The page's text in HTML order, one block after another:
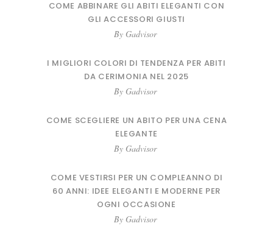
COME ABBINARE GLI ABITI ELEGANTI CON
GLI ACCESSORI GIUSTI
By Gadvisor
I MIGLIORI COLORI DI TENDENZA PER ABITI
DA CERIMONIA NEL 2025
By Gadvisor
COME SCEGLIERE UN ABITO PER UNA CENA
ELEGANTE
By Gadvisor
COME VESTIRSI PER UN COMPLEANNO DI
60 ANNI: IDEE ELEGANTI E MODERNE PER
OGNI OCCASIONE
By Gadvisor